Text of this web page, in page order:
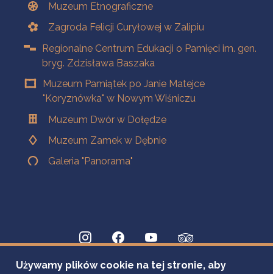
Muzeum Etnograficzne
Zagroda Felicji Curyłowej w Zalipiu
Regionalne Centrum Edukacji o Pamięci im. gen.
bryg. Zdzisława Baszaka
Muzeum Pamiątek po Janie Matejce
"Koryznówka" w Nowym Wiśniczu
Muzeum Dwór w Dołędze
Muzeum Zamek w Dębnie
Galeria "Panorama"
Używamy plików cookie na tej stronie, aby